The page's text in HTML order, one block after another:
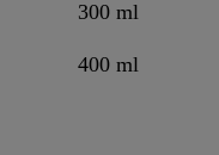
300 ml
400 ml